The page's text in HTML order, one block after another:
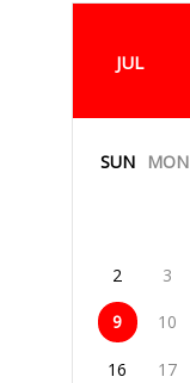
JUL
SUN MON
2 3
9 10
16 17